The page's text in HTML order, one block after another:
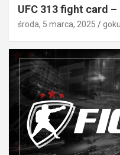
UFC 313 fight card
środa, 5 marca, 2025